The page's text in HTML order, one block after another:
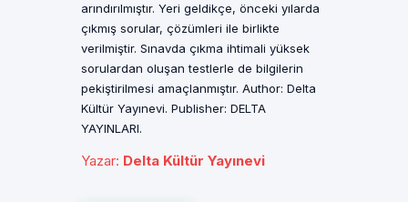
arındırılmıştır. Yeri geldikçe, önceki yılarda
çıkmış sorular, çözümleri ile birlikte
verilmiştir. Sınavda çıkma ihtimali yüksek
sorulardan oluşan testlerle de bilgilerin
pekiştirilmesi amaçlanmıştır. Author: Delta
Kültür Yayınevi. Publisher: DELTA
YAYINLARI.
Yazar: Delta Kültür Yayınevi